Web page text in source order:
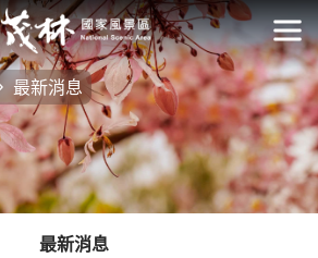
開
最新消息
最新消息